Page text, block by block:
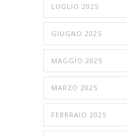
LUGLIO 2025
GIUGNO 2025
MAGGIO 2025
MARZO 2025
FEBBRAIO 2025